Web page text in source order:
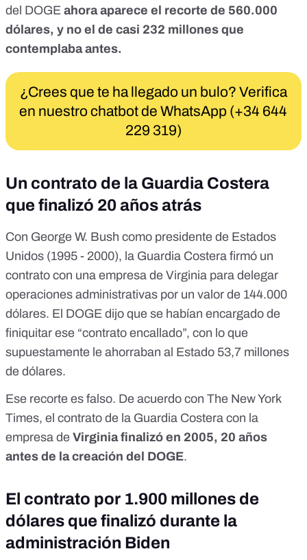
del DOGE ahora aparece el recorte de 560.000
dólares, y no el de casi 232 millones que
contemplaba antes.
¿Crees que te ha llegado un bulo? Verifica
en nuestro chatbot de WhatsApp (+34 644
229 319)
Un contrato de la Guardia Costera
que finalizó 20 años atrás
Con George W. Bush como presidente de Estados
Unidos (1995 - 2000), la Guardia Costera firmó un
contrato con una empresa de Virginia para delegar
operaciones administrativas por un valor de 144.000
dólares. El DOGE dijo que se habían encargado de
finiquitar ese “contrato encallado”, con lo que
supuestamente le ahorraban al Estado 53,7 millones
de dólares.
Ese recorte es falso. De acuerdo con The New York
Times, el contrato de la Guardia Costera con la
empresa de Virginia finalizó en 2005, 20 años
antes de la creación del DOGE.
El contrato por 1.900 millones de
dólares que finalizó durante la
administración Biden